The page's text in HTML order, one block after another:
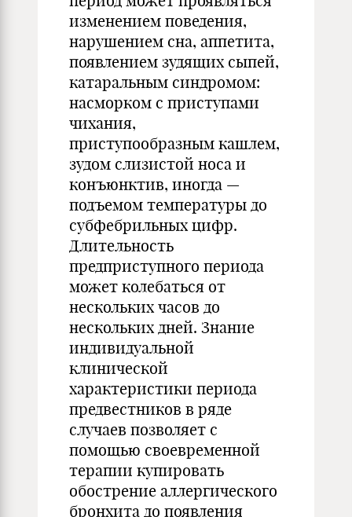
изменением поведения,
нарушением сна, аппетита,
появлением зудящих сыпей,
катаральным синдромом:
насморком с приступами
чихания,
приступообразным кашлем,
зудом слизистой носа и
конъюнктив, иногда —
подъемом температуры до
субфебрильных цифр.
Длительность
предприступного периода
может колебаться от
нескольких часов до
нескольких дней. Знание
индивидуальной
клинической
характеристики периода
предвестников в ряде
случаев позволяет с
помощью своевременной
терапии купировать
обострение аллергического
бронхита до появления